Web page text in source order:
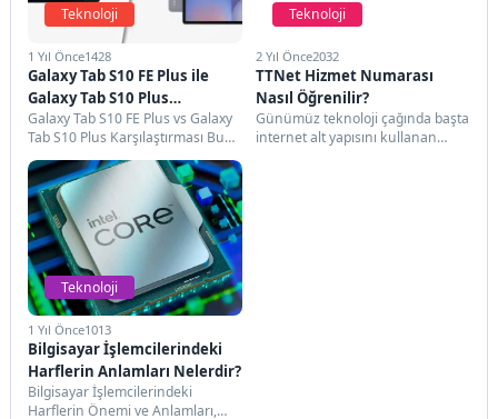
Teknoloji
1 Yıl Önce1428
Galaxy Tab S10 FE Plus ile
Galaxy Tab S10 Plus
Karşılaştırması
Galaxy Tab S10 FE Plus vs Galaxy
Tab S10 Plus Karşılaştırması Bu
yazımda Samsung'un Galaxy...
Teknoloji
2 Yıl Önce2032
TTNet Hizmet Numarası
Nasıl Öğrenilir?
Günümüz teknoloji çağında başta
internet alt yapısını kullanan
Teknoloji
1 Yıl Önce1013
Bilgisayar İşlemcilerindeki
Harflerin Anlamları Nelerdir?
Bilgisayar İşlemcilerindeki
Harflerin Önemi ve Anlamları,